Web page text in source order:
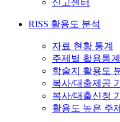
신고센터
RISS 활용도 분석
자료 현황 통계
주제별 활용통
학술지 활용도
복사/대출제공
복사/대출신청
활용도 높은 주제